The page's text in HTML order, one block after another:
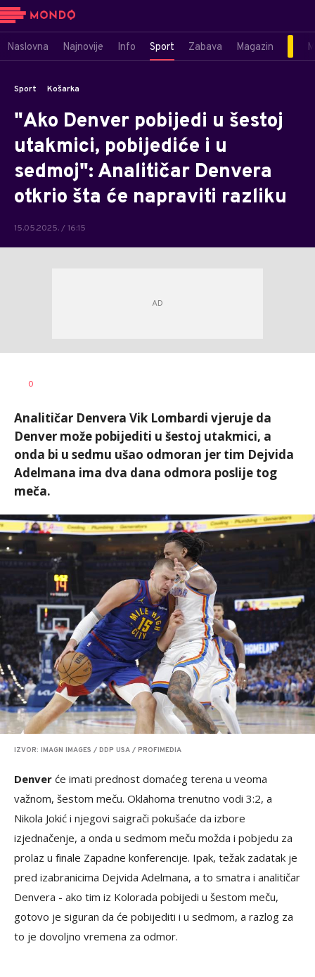
Naslovna Najnovije Info Sport Zabava Magazin
Sport Košarka
"Ako Denver pobijedi u šestoj
utakmici, pobijediće i u
sedmoj": Analitičar Denvera
otkrio šta će napraviti razliku
15.05.2025. / 16:15
0
Analitičar Denvera Vik Lombardi vjeruje da
Denver može pobijediti u šestoj utakmici, a
onda bi u sedmu ušao odmoran jer tim Dejvida
Adelmana ima dva dana odmora poslije tog
meča.
IZVOR: IMAGN IMAGES / DDP USA / PROFIMEDIA
Denver će imati prednost domaćeg terena u veoma
važnom, šestom meču. Oklahoma trenutno vodi 3:2, a
Nikola Jokić i njegovi saigrači pokušaće da izbore
izjednačenje, a onda u sedmom meču možda i pobjedu za
prolaz u finale Zapadne konferencije. Ipak, težak zadatak je
pred izabranicima Dejvida Adelmana, a to smatra i analitičar
Denvera - ako tim iz Kolorada pobijedi u šestom meču,
gotovo je siguran da će pobijediti i u sedmom, a razlog za
to je dovoljno vremena za odmor.